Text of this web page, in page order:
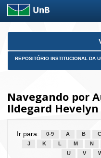
Skip
REPOSITÓRIO INSTITUCIONAL DA
Navegando por
Ildegard
Ir para: 0-9 A B C
J
K L M N
U
V